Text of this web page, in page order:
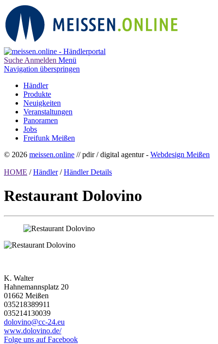
Suche Anmelden Menü
Navigation überspringen
Händler
Produkte
Neuigkeiten
Veranstaltungen
Panoramen
Jobs
Freifunk Meißen
© 2026 meissen.online // pdir / digital agentur - Webdesign Meißen
HOME / Händler / Händler Details
Restaurant Dolovino
K. Walter
Hahnemannsplatz 20
01662 Meißen
035218389911
035214130039
dolovino@cc-24.eu
www.dolovino.de/
Folge uns auf Facebook